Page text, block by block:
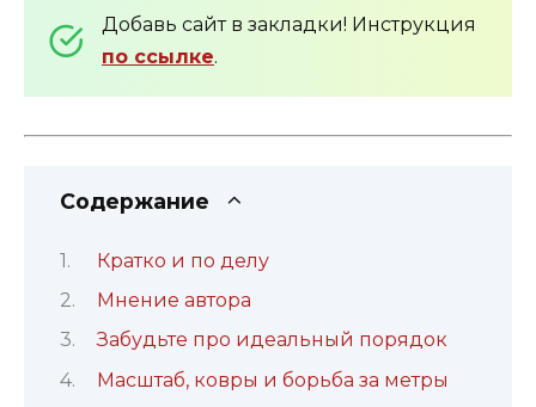
Добавь сайт в закладки! Инструкция
по ссылке.
Содержание
Кратко и по делу
Мнение автора
Забудьте про идеальный порядок
Масштаб, ковры и борьба за метры